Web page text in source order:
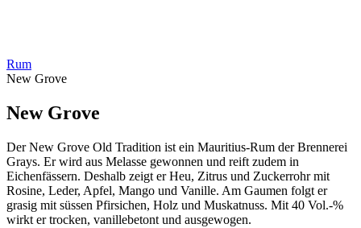
Rum
New Grove
New Grove
Der New Grove Old Tradition ist ein Mauritius-Rum der Brennerei
Grays. Er wird aus Melasse gewonnen und reift zudem in
Eichenfässern. Deshalb zeigt er Heu, Zitrus und Zuckerrohr mit
Rosine, Leder, Apfel, Mango und Vanille. Am Gaumen folgt er
grasig mit süssen Pfirsichen, Holz und Muskatnuss. Mit 40 Vol.-%
wirkt er trocken, vanillebetont und ausgewogen.